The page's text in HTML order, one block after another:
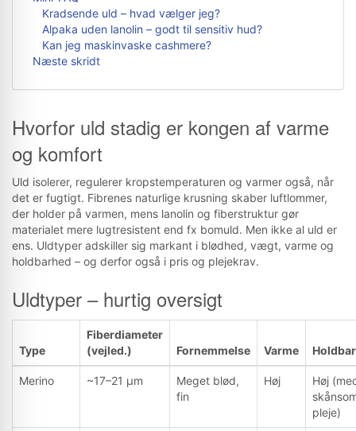
Kradsende uld – hvad vælger jeg?
Alpaka uden lanolin – godt til sensitiv hud?
Kan jeg maskinvaske cashmere?
Næste skridt
Hvorfor uld stadig er kongen af varme
og komfort
Uld isolerer, regulerer kropstemperaturen og varmer også, når
det er fugtigt. Fibrenes naturlige krusning skaber luftlommer,
der holder på varmen, mens lanolin og fiberstruktur gør
materialet mere lugtresistent end fx bomuld. Men ikke al uld er
ens. Uldtyper adskiller sig markant i blødhed, vægt, varme og
holdbarhed – og derfor også i pris og plejekrav.
Uldtyper – hurtig oversigt
Type
Fiberdiameter
(vejled.)
Fornemmelse Varme
Merino ~17–21 μm
Meget blød,
fin
Høj
Høj
pleje)